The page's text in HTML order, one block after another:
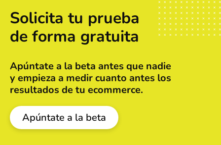
Solicita tu prueba
de forma gratuita
Apúntate a la beta antes que nadie
y empieza a medir cuanto antes los
resultados de tu ecommerce.
Apúntate a la beta